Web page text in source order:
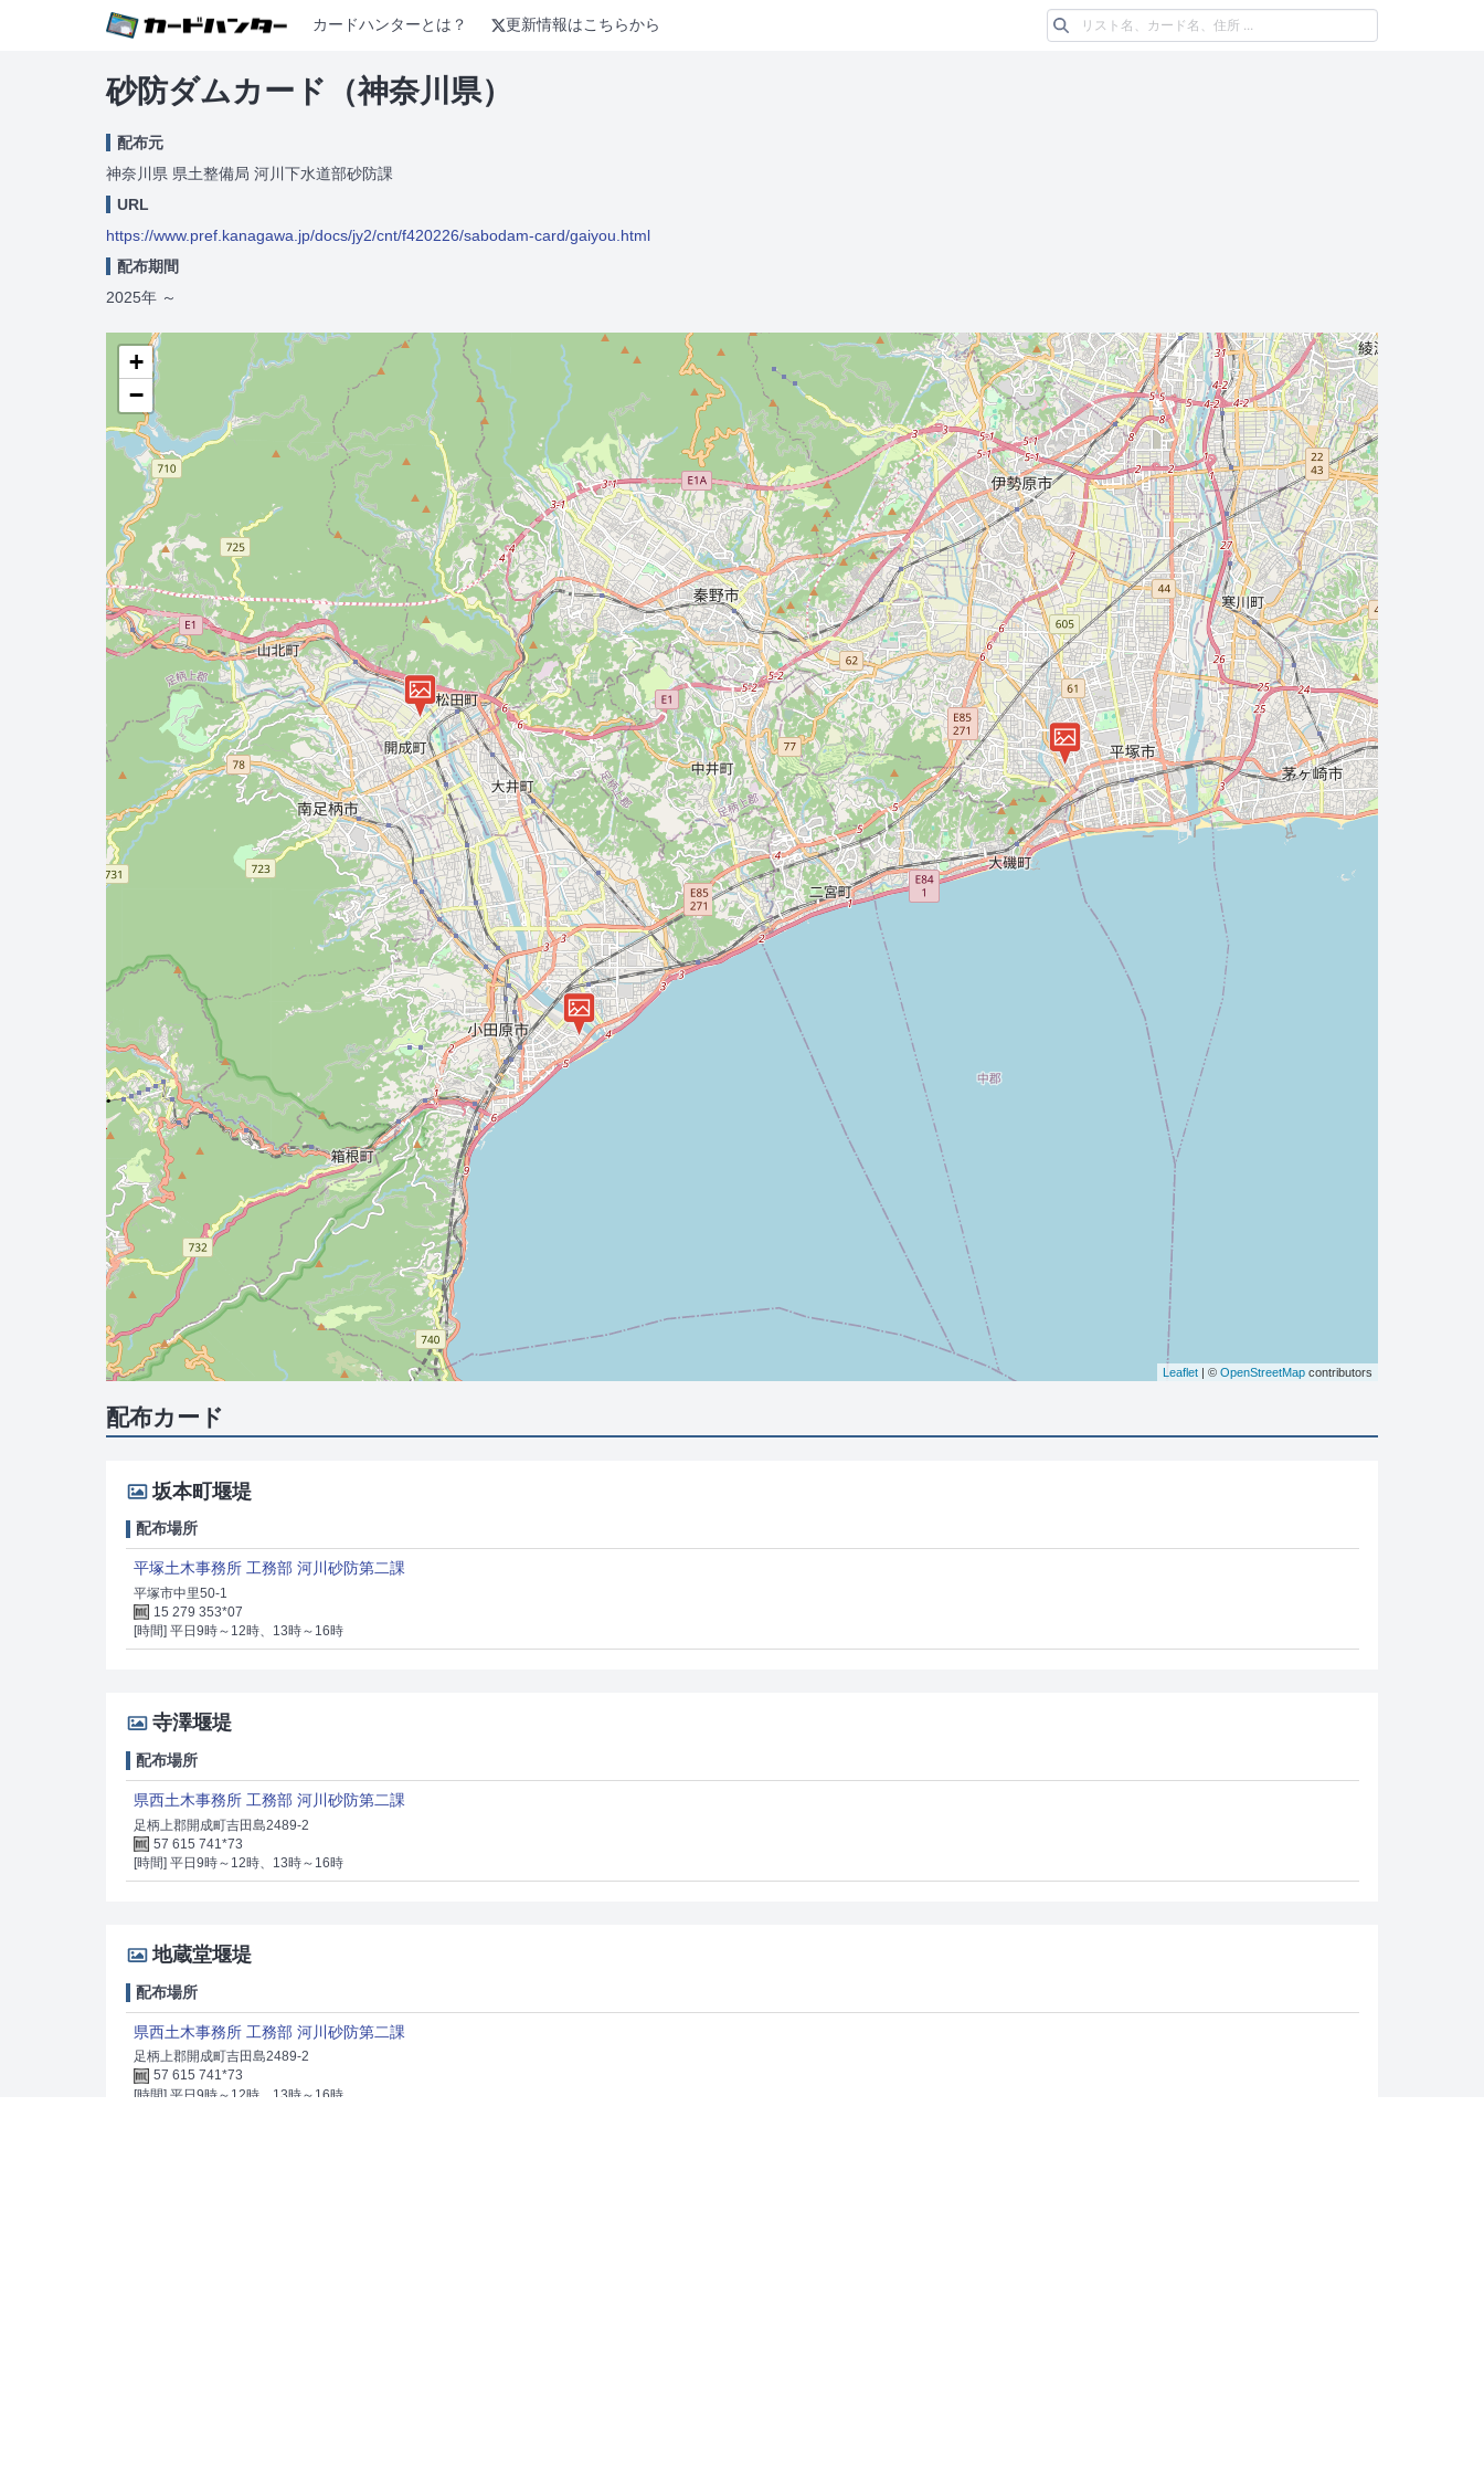
カードハンターとは？ 更新情報はこちらから
砂防ダムカード（神奈川県）
配布元
神奈川県 県土整備局 河川下水道部砂防課
URL
https://www.pref.kanagawa.jp/docs/jy2/cnt/f420226/sabodam-card/gaiyou.html
配布期間
2025年 ～
+
−
Leaflet | © OpenStreetMap contributors
配布カード
坂本町堰堤
配布場所
平塚土木事務所 工務部 河川砂防第二課
平塚市中里50-1
15 279 353*07
[時間] 平日9時～12時、13時～16時
寺澤堰堤
配布場所
県西土木事務所 工務部 河川砂防第二課
足柄上郡開成町吉田島2489-2
57 615 741*73
[時間] 平日9時～12時、13時～16時
地蔵堂堰堤
配布場所
県西土木事務所 工務部 河川砂防第二課
足柄上郡開成町吉田島2489-2
57 615 741*73
[時間] 平日9時～12時、13時～16時